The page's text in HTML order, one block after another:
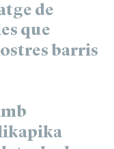
de
que
barris